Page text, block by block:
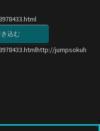
込む
jumpsokuh